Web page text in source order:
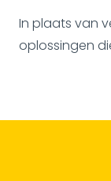
In plaats van
oplossingen